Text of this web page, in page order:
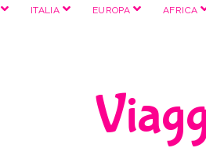
apri
ITALIA apri
EUROPA apri
AFRICA